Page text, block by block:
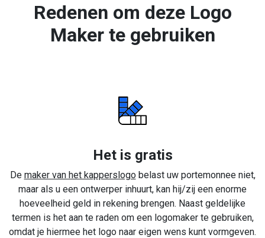
Redenen om deze Logo
Maker te gebruiken
Het is gratis
De maker van het kapperslogobelast uw portemonnee niet,
maar als u een ontwerper inhuurt, kan hij/zij een enorme
hoeveelheid geld in rekening brengen. Naast geldelijke
termen is het aan te raden om een logomaker te gebruiken,
omdat je hiermee het logo naar eigen wens kunt vormgeven.